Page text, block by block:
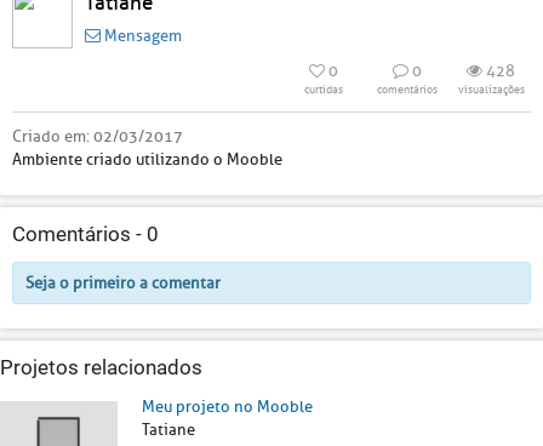
Mensagem
0
curtidas
0
comentários
428
visualizações
Criado em:02/03/2017
Ambiente criado utilizando o Mooble
Comentários - 0
Seja o primeiro a comentar
Projetos relacionados
Meu projeto no Mooble
Tatiane